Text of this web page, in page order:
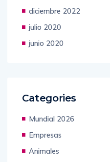
diciembre 2022
julio 2020
junio 2020
Categories
Mundial 2026
Empresas
Animales